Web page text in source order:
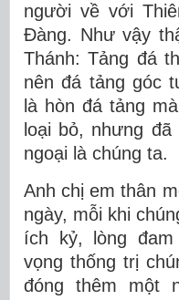
người về với
Đàng. Như vậy
Thánh: Tảng đá
nên đá tảng góc
là hòn đá tảng
loại bỏ, nhưng
ngoại là chúng ta.
Anh chị em thân
ngày, mỗi khi
ích kỷ, lòng
vọng thống trị
đóng thêm một